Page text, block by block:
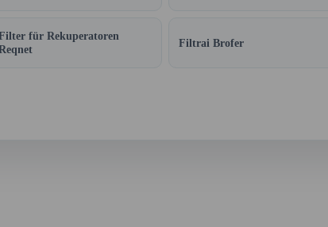
für Rekuperatoren
Filtrai Brofer